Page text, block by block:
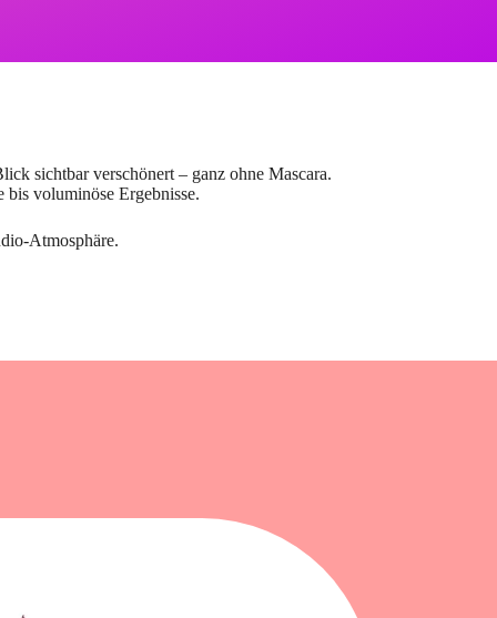
sichtbar verschönert – ganz ohne Mascara.
voluminöse Ergebnisse.
Atmosphäre.